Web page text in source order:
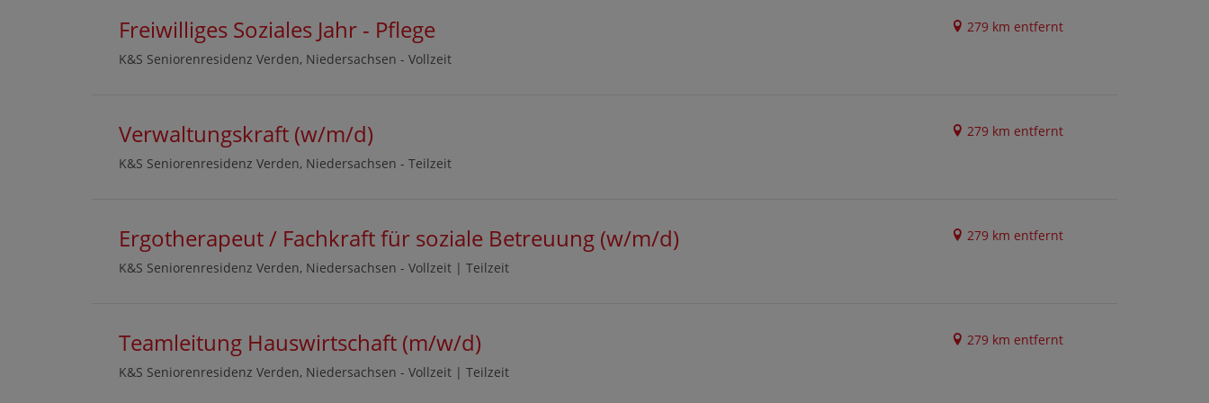
Freiwilliges Soziales Jahr - Pflege
K&S Seniorenresidenz Verden, Niedersachsen - Vollzeit
279 km entfernt
Verwaltungskraft (w/m/d)
K&S Seniorenresidenz Verden, Niedersachsen - Teilzeit
279 km entfernt
Ergotherapeut / Fachkraft für soziale Betreuung (w/m/d)
K&S Seniorenresidenz Verden, Niedersachsen - Vollzeit | Teilzeit
279 km entfernt
Teamleitung Hauswirtschaft (m/w/d)
K&S Seniorenresidenz Verden, Niedersachsen - Vollzeit | Teilzeit
279 km entfernt